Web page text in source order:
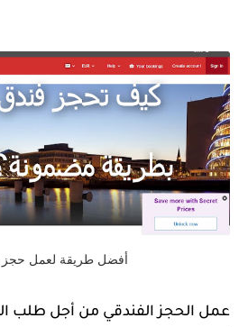
أفضل طريقة لعمل حجز
عمل الحجز الفندقي من أجل طلب